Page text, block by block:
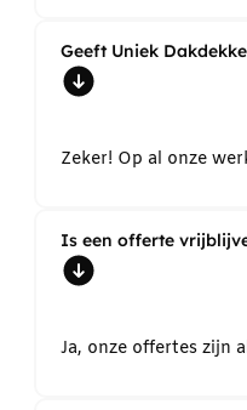
Geeft Uniek
Zeker! Op al onze
Is een offerte
Ja, onze offertes zijn